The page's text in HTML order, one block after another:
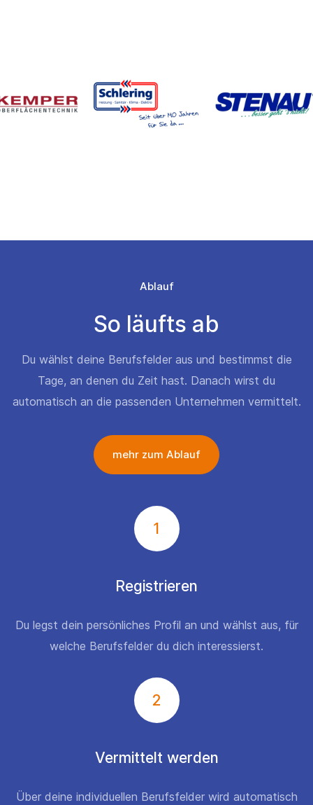
Ablauf
So läufts ab
Du wählst deine Berufsfelder aus und bestimmst die
Tage, an denen du Zeit hast. Danach wirst du
automatisch an die passenden Unternehmen vermittelt.
mehr zum Ablauf
1
Registrieren
Du legst dein persönliches Profil an und wählst aus, für
welche Berufsfelder du dich interessierst.
2
Vermittelt werden
Über deine individuellen Berufsfelder wird automatisch